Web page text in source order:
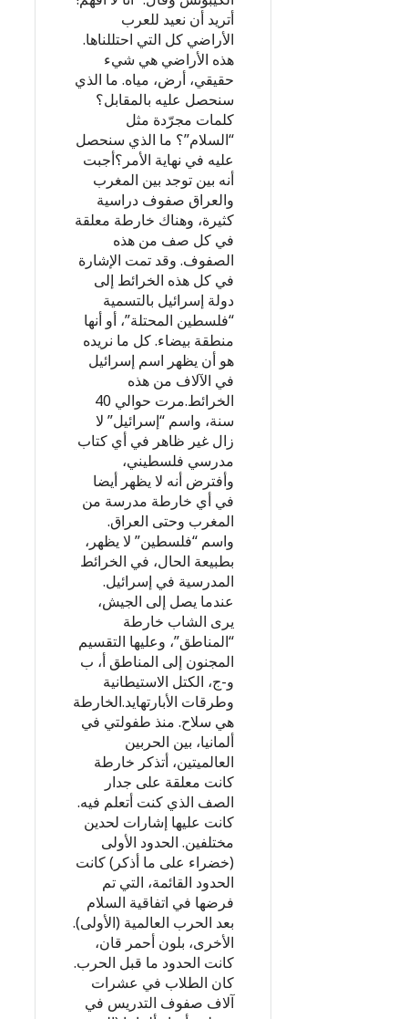
أتريد أن نعيد للعرب
الأراضي كل التي احتللناها.
هذه الأراضي هي شيء
حقيقي، أرض، مياه. ما الذي
سنحصل عليه بالمقابل؟
كلمات مجرّدة مثل
“السلام”؟ ما الذي سنحصل
عليه في نهاية الأمر؟أجبت
أنه بين توجد بين المغرب
والعراق صفوف دراسية
كثيرة، وهناك خارطة معلقة
في كل صف من هذه
الصفوف. وقد تمت الإشارة
في كل هذه الخرائط إلى
دولة إسرائيل بالتسمية
“فلسطين المحتلة”، أو أنها
منطقة بيضاء. كل ما نريده
هو أن يظهر اسم إسرائيل
في الآلاف من هذه
الخرائط.مرت حوالي 40
سنة، واسم “إسرائيل” لا
زال غير ظاهر في أي كتاب
مدرسي فلسطيني،
وأفترض أنه لا يظهر أيضا
في أي خارطة مدرسة من
المغرب وحتى العراق.
واسم “فلسطين” لا يظهر،
بطبيعة الحال، في الخرائط
المدرسية في إسرائيل.
عندما يصل إلى الجيش،
يرى الشاب خارطة
“المناطق”، وعليها التقسيم
المجنون إلى المناطق أ، ب
و-ج، الكتل الاستيطانية
وطرقات الأبارتهايد.الخارطة
هي سلاح. منذ طفولتي في
ألمانيا، بين الحربين
العالميتين، أتذكر خارطة
كانت معلقة على جدار
الصف الذي كنت أتعلم فيه.
كانت عليها إشارات لحدين
مختلفين. الحدود الأولى
(خضراء على ما أذكر) كانت
الحدود القائمة، التي تم
فرضها في اتفاقية السلام
بعد الحرب العالمية (الأولى).
الأخرى، بلون أحمر قان،
كانت الحدود ما قبل الحرب.
كان الطلاب في عشرات
آلاف صفوف التدريس في